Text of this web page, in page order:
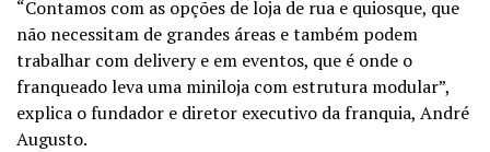
“Contamos com as opções de loja de rua e quiosque, que
não necessitam de grandes áreas e também podem
trabalhar com delivery e em eventos, que é onde o
franqueado leva uma miniloja com estrutura modular”,
explica o fundador e diretor executivo da franquia, André
Augusto.